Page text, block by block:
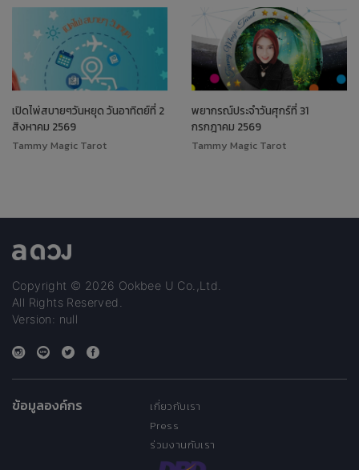
เปิดไพ่สบายๆวันหยุด วันอาทิตย์ที่ 2
สิงหาคม 2569
Tammy Magic Tarot
พยากรณ์ประจำวันศุกร์ที่ 31
กรกฎาคม 2569
Tammy Magic Tarot
Copyright © 2026 Ookbee U Co.,Ltd.
All Rights Reserved.
Version: null
ข้อมูลองค์กร
เกี่ยวกับเรา
Press
ร่วมงานกับเรา